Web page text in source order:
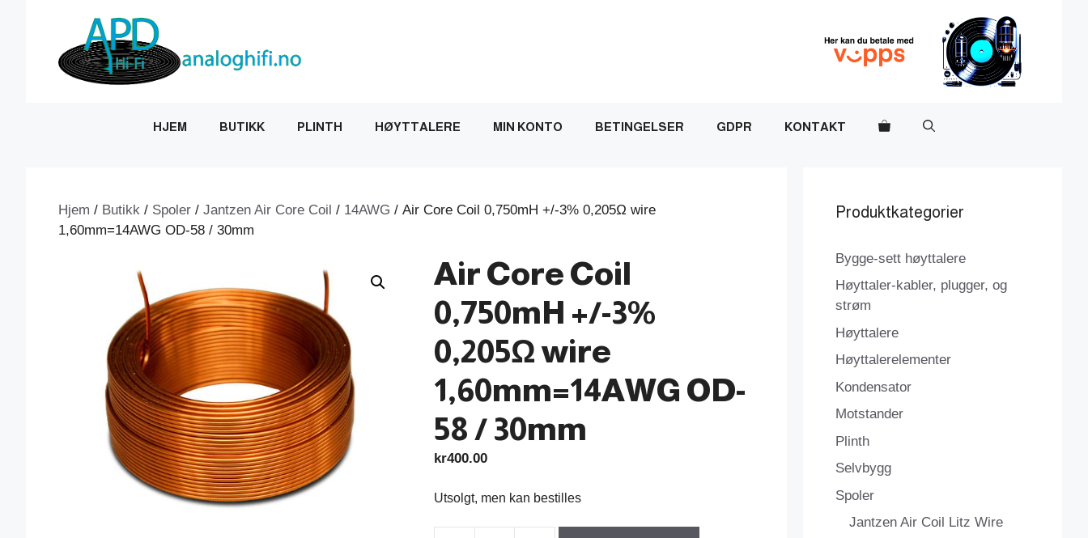
HJEM BUTIKK PLINTH HØYTTALERE MIN KONTO BETINGELSER GDPR KONTAKT
Hjem / Butikk / Spoler / Jantzen Air Core Coil / 14AWG / Air Core Coil 0,750mH +/-3% 0,205Ω wire
1,60mm=14AWG OD-58 / 30mm
Air Core Coil
0,750mH +/-3%
0,205Ω wire
1,60mm=14AWG OD-
58 / 30mm
kr400.00
Utsolgt, men kan bestilles
Produktkategorier
Bygge-sett høyttalere
Høyttaler-kabler, plugger, og
strøm
Høyttalere
Høyttalerelementer
Kondensator
Motstander
Plinth
Selvbygg
Spoler
Jantzen Air Coil Litz Wire